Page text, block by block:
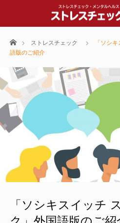
ホームストレスチェック
「ソシ
語版のご紹介
「ソシキスイッチ